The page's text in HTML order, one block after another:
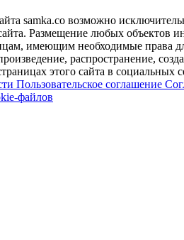
samka.co возможно
Размещение любых объектов
имеющим необходимые права
распространение,
этого сайта в социальных
Пользовательское соглашение
файлов